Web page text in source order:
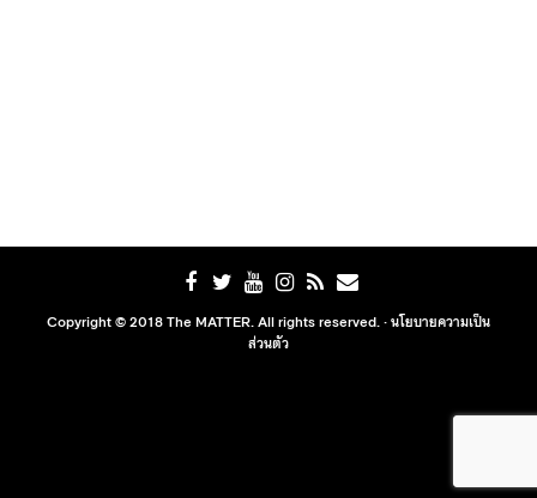
Copyright © 2018 The MATTER. All rights reserved. ·นโยบายความเป็น
ส่วนตัว